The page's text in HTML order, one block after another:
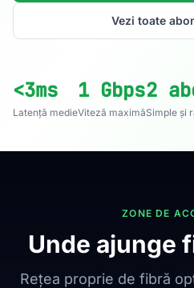
Vezi toate
<3ms
Latență medie
1 Gbps
Viteză maximă
2
Simple și
ZONE DE
Unde ajunge
Rețea proprie de fibră